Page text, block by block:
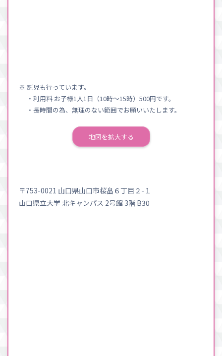
※ 託児も行っています。
・利用料 お子様1人1日（10時〜15時）500円です。
・長時間の為、無理のない範囲でお願いいたします。
地図を拡大する
〒753-0021 山口県山口市桜畠６丁目２-１
山口県立大学 北キャンパス 2号館 3階 B30